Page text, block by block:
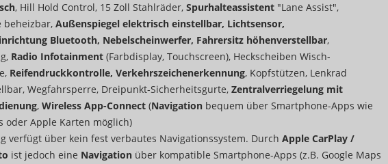
, Hill Hold Control, 15 Zoll Stahlräder, Spurhalteassistent "Lane Assist",
beheizbar, Außenspiegel elektrisch einstellbar, Lichtsensor,
Bluetooth, Nebelscheinwerfer, Fahrersitz höhenverstellbar,
Radio Infotainment (Farbdisplay, Touchscreen), Heckscheiben Wisch-
Reifendruckkontrolle, Verkehrszeichenerkennung, Kopfstützen, Lenkrad
Wegfahrsperre, Dreipunkt-Sicherheitsgurte, Zentralverriegelung mit
, Wireless App-Connect (Navigation bequem über Smartphone-Apps wie
oder Apple Karten möglich)
verfügt über kein fest verbautes Navigationssystem. Durch Apple CarPlay /
ist jedoch eine Navigation über kompatible Smartphone-Apps (z.B. Google Maps